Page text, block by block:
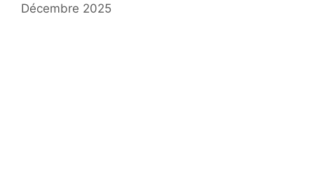
Décembre 2025